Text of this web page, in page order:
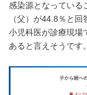
感染源となっている
（父）が44.8％と回
小児科医が診療現場
あると言えそうです。